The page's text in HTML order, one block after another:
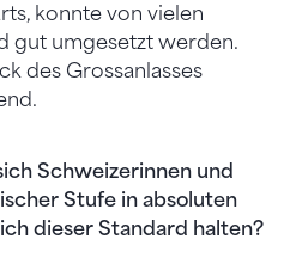
konnte von vielen
gut umgesetzt werden.
des Grossanlasses
Schweizerinnen und
Stufe in absoluten
dieser Standard halten?